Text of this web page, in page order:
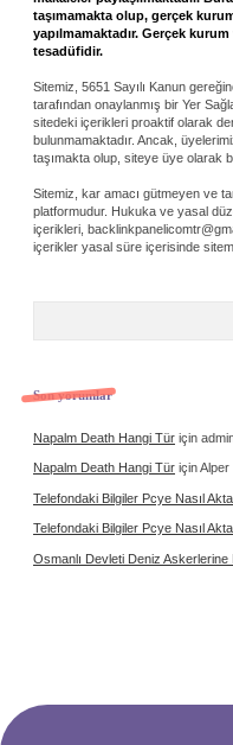
taşımamakta olup, gerçek
yapılmamaktadır. Gerçek
tesadüfidir.
Sitemiz, 5651 Sayılı Kanun
tarafından onaylanmış bir Yer
sitedeki içerikleri proaktif olarak
bulunmamaktadır. Ancak,
taşımakta olup, siteye üye olarak
Sitemiz, kar amacı gütmeyen ve
platformudur. Hukuka ve yasal
içerikleri,
içerikler yasal süre içerisinde
Son yorumlar
Napalm Death Hangi Tür için
Napalm Death Hangi Tür içinAlper
Telefondaki Bilgiler Pcye Nasıl
Telefondaki Bilgiler Pcye Nasıl
Osmanlı Devleti Deniz Askerlerine